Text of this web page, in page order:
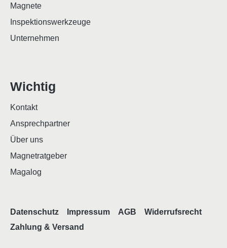
Magnete
Inspektionswerkzeuge
Unternehmen
Wichtig
Kontakt
Ansprechpartner
Über uns
Magnetratgeber
Magalog
Datenschutz Impressum AGB
Widerrufsrecht
Zahlung & Versand